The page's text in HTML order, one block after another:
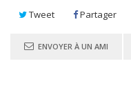
Tweet Partager
ENVOYER À UN AMI